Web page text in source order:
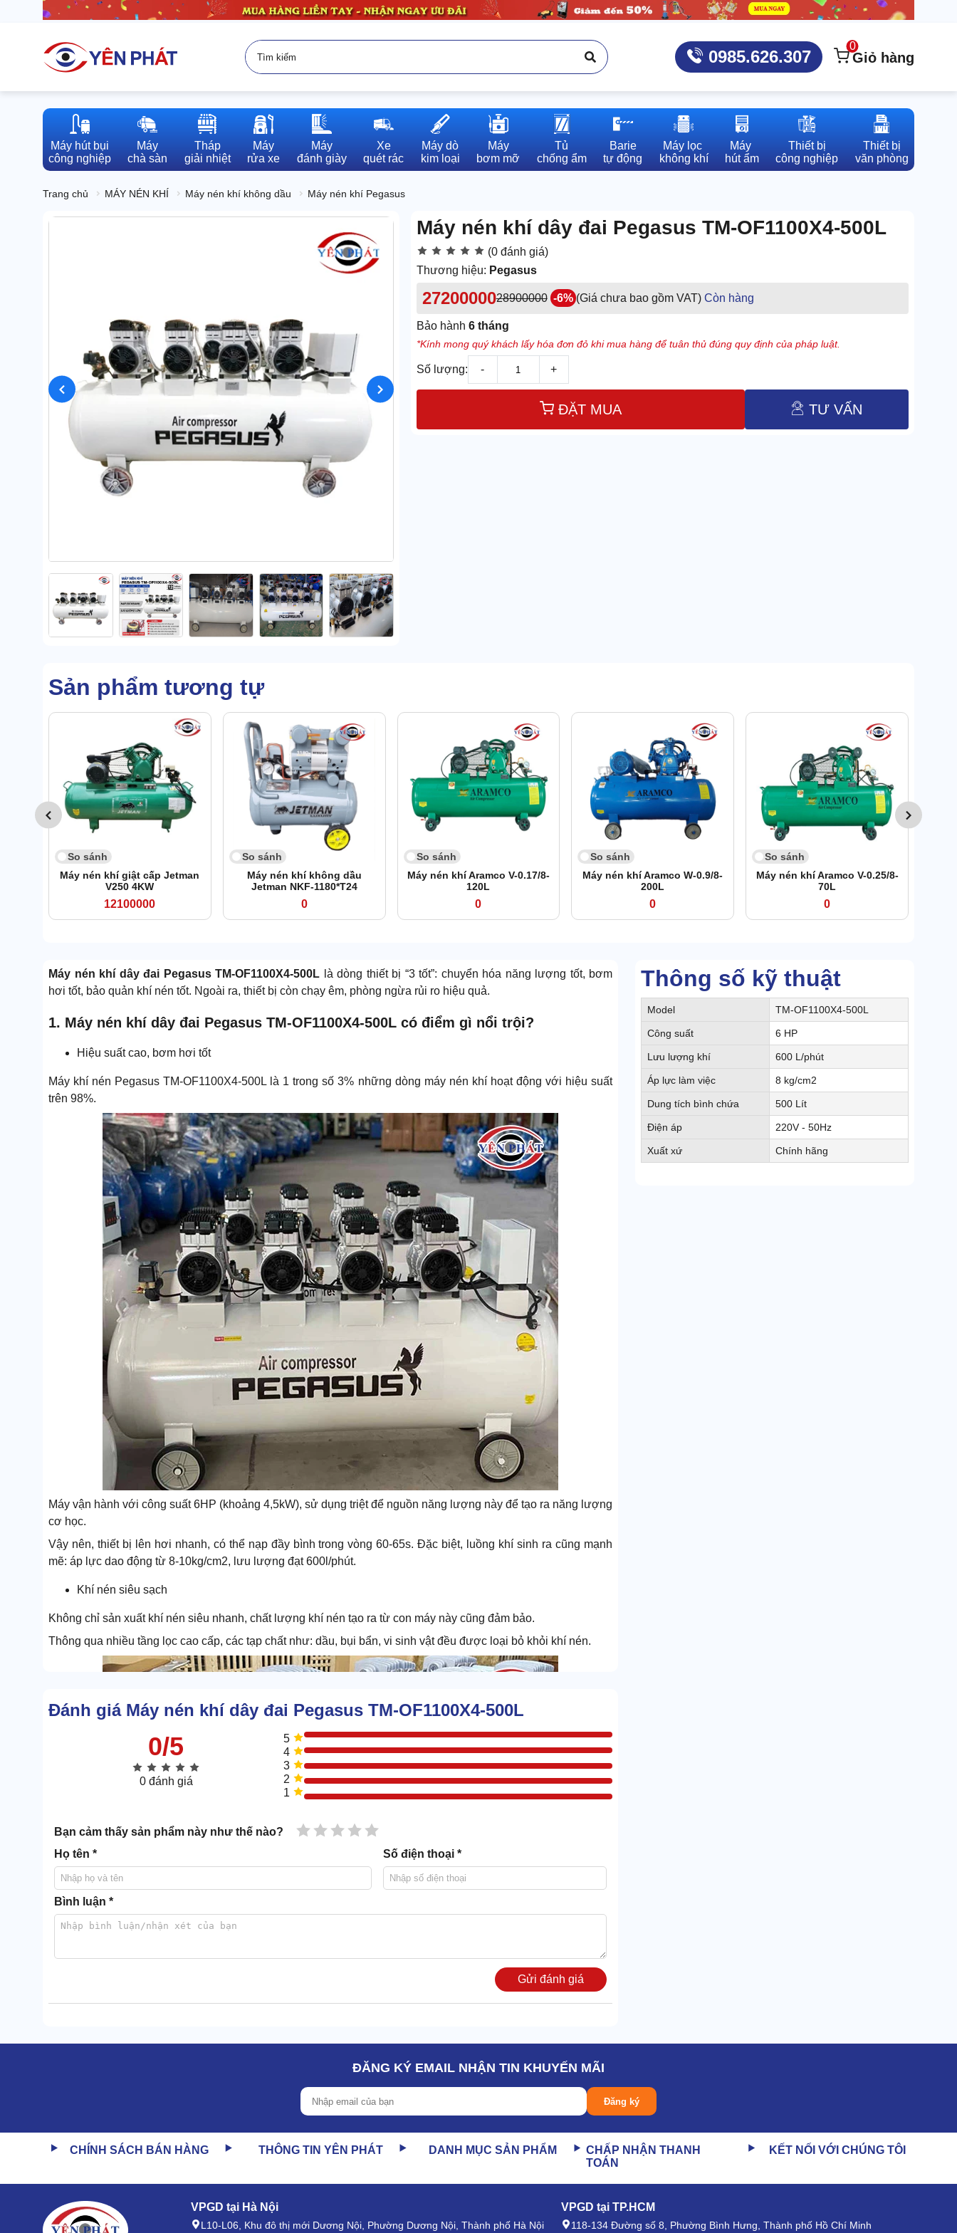
0985.626.307
0
Giỏ hàng
Máy hút bụi
công nghiệp
Máy
chà sàn
Tháp
giải nhiệt
Máy
rửa xe
Máy
đánh giày
Xe
quét rác
Máy dò
kim loại
Máy
bơm mỡ
Tủ
chống ẩm
Barie
tự động
Máy lọc
không khí
Máy
hút ẩm
Thiết bị
công nghiệp
Thiết bị
văn phòng
Trang chủ MÁY NÉN KHÍ Máy nén khí không dầu Máy nén khí Pegasus
Máy nén khí dây đai Pegasus TM-OF1100X4-500L
(0 đánh giá)
Thương hiệu: Pegasus
2720000028900000 -6% (Giá chưa bao gồm VAT) Còn hàng
Bảo hành 6 tháng
*Kính mong quý khách lấy hóa đơn đỏ khi mua hàng để tuân thủ đúng quy định của pháp luật.
Số lượng: - +
ĐẶT MUA TƯ VẤN
Sản phẩm tương tự
So sánh
Máy nén khí giật cấp Jetman
V250 4KW
12100000
So sánh
Máy nén khí không dầu
Jetman NKF-1180*T24
0
So sánh
Máy nén khí Aramco V-0.17/8-
120L
0
So sánh
Máy nén khí Aramco W-0.9/8-
200L
0
So sánh
Máy nén khí Aramco V-0.25/8-
70L
0
Thông số kỹ thuật
Model TM-OF1100X4-500L
Công suất 6 HP
Lưu lượng khí 600 L/phút
Áp lực làm việc 8 kg/cm2
Dung tích bình chứa 500 Lít
Điện áp 220V - 50Hz
Xuất xứ Chính hãng
Máy nén khí dây đai Pegasus TM-OF1100X4-500L là dòng thiết bị “3 tốt”: chuyển hóa năng lượng tốt, bơm
hơi tốt, bảo quản khí nén tốt. Ngoài ra, thiết bị còn chạy êm, phòng ngừa rủi ro hiệu quả.
1. Máy nén khí dây đai Pegasus TM-OF1100X4-500L có điểm gì nổi trội?
Hiệu suất cao, bơm hơi tốt
Máy khí nén Pegasus TM-OF1100X4-500L là 1 trong số 3% những dòng máy nén khí hoạt động với hiệu suất
trên 98%.
Máy vận hành với công suất 6HP (khoảng 4,5kW), sử dụng triệt để nguồn năng lượng này để tạo ra năng lượng
cơ học.
Vậy nên, thiết bị lên hơi nhanh, có thể nạp đầy bình trong vòng 60-65s. Đặc biệt, luồng khí sinh ra cũng mạnh
mẽ: áp lực dao động từ 8-10kg/cm2, lưu lượng đạt 600l/phút.
Khí nén siêu sạch
Không chỉ sản xuất khí nén siêu nhanh, chất lượng khí nén tạo ra từ con máy này cũng đảm bảo.
Thông qua nhiều tầng lọc cao cấp, các tạp chất như: dầu, bụi bẩn, vi sinh vật đều được loại bỏ khỏi khí nén.
Nhờ tạo ra thành phẩm siêu sạch nênmáy nén khícó tính ứng dụng cao trong môi trường chuyên nghiệp. Cụ
thể là tại các trung tâm y tế, nha khoa, đầm nuôi thủy sản, phòng thí nghiệm, hầm mỏ,...
Bạn có thể lưu trữ, bảo quản 1/2m3 khí nén để sử dụng ngay. Điều này vừa có lợi trong trường hợp cần gấp,
Đánh giá Máy nén khí dây đai Pegasus TM-OF1100X4-500L
0/5
0 đánh giá
5
4
3
2
1
Bạn cảm thấy sản phẩm này như thế nào? 5 sao
4 sao
3 sao
2 sao
1 sao
Họ tên * Số điện thoại *
Bình luận *
Gửi đánh giá
ĐĂNG KÝ EMAIL NHẬN TIN KHUYẾN MÃI
Đăng ký
CHÍNH SÁCH BÁN HÀNG THÔNG TIN YÊN PHÁT DANH MỤC SẢN PHẨM
CHẤP NHẬN THANH
TOÁN
KẾT NỐI VỚI CHÚNG TÔI
VPGD tại Hà Nội
L10-L06, Khu đô thị mới Dương Nội, Phường Dương Nội, Thành phố Hà Nội
VPGD tại TP.HCM
118-134 Đường số 8, Phường Bình Hưng, Thành phố Hồ Chí Minh